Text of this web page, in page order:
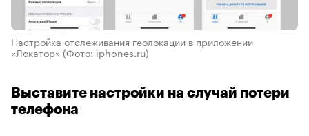
Настройка отслеживания геолокации в приложении
«Локатор» (Фото: iphones.ru)
Выставите настройки на случай потери
телефона